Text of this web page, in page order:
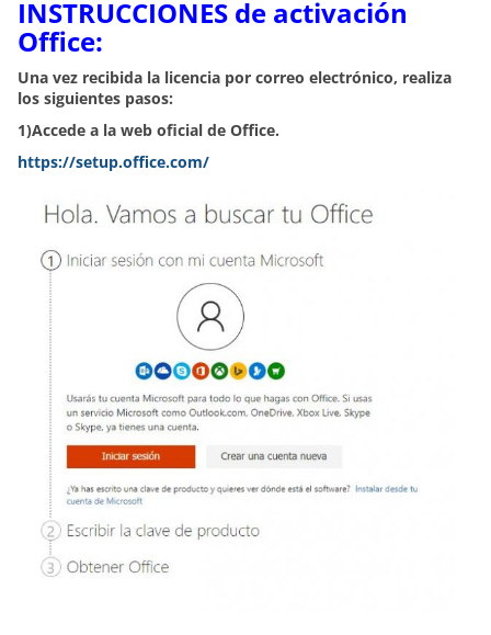
INSTRUCCIONES de activación
Office:
Una vez recibida la licencia por correo electrónico, realiza
los siguientes pasos:
1)Accede a la web oficial de Office.
https://setup.office.com/